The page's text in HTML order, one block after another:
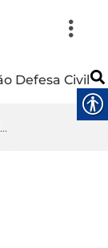
Defesa Civil